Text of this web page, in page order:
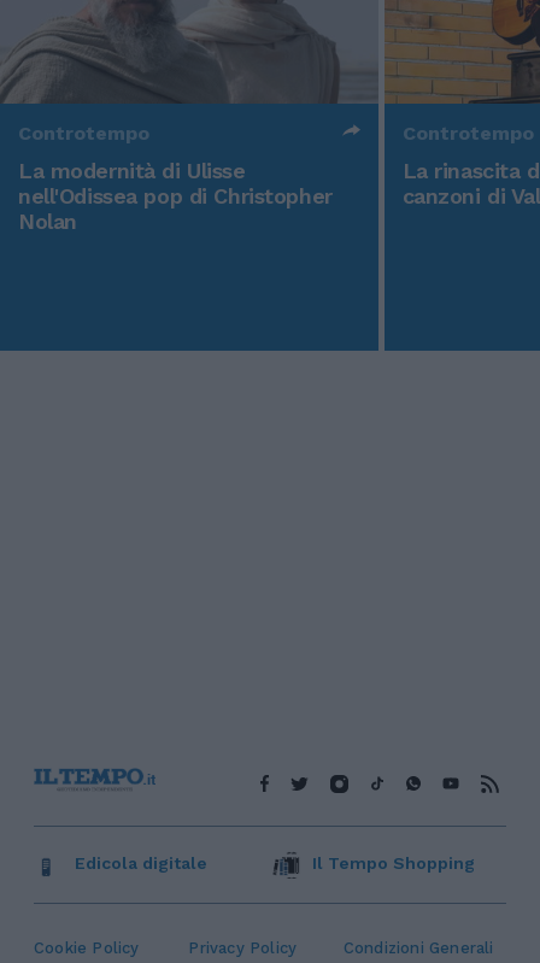
Controtempo
La modernità di Ulisse
nell'Odissea pop di Christopher
Nolan
Controtempo
La rinascita
canzoni di
Cookie Policy Privacy Policy Condizioni Generali
Edicola digitale Il Tempo Shopping